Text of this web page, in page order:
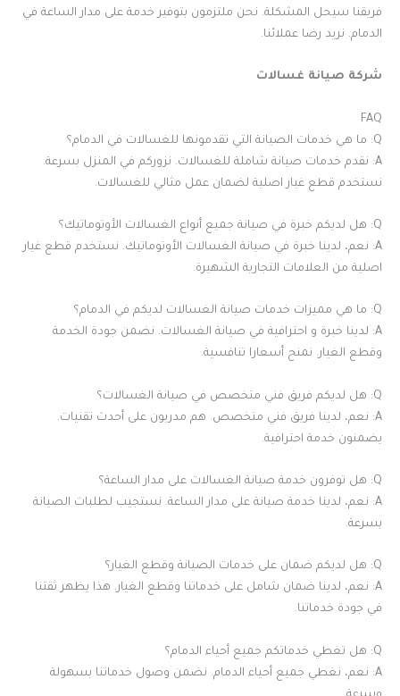
فريقنا سيحل المشكلة. نحن ملتزمون بتوفير خدمة على مدار الساعة في
الدمام. نريد رضا عملائنا.
شركة صيانة غسالات
FAQ
Q: ما هي خدمات الصيانة التي تقدمونها للغسالات في الدمام؟
A: نقدم خدمات صيانة شاملة للغسالات. نزوركم في المنزل بسرعة.
نستخدم قطع غيار اصلية لضمان عمل مثالي للغسالات.
Q: هل لديكم خبرة في صيانة جميع أنواع الغسالات الأوتوماتيك؟
A: نعم، لدينا خبرة في صيانة الغسالات الأوتوماتيك. نستخدم قطع غيار
اصلية من العلامات التجارية الشهيرة.
Q: ما هي مميزات خدمات صيانة الغسالات لديكم في الدمام؟
A: لدينا خبرة و احترافية في صيانة الغسالات. نضمن جودة الخدمة
وقطع الغيار. نمنح أسعارا تنافسية.
Q: هل لديكم فريق فني متخصص في صيانة الغسالات؟
A: نعم، لدينا فريق فني متخصص. هم مدربون على أحدث تقنيات.
يضمنون خدمة احترافية.
Q: هل توفرون خدمة صيانة الغسالات على مدار الساعة؟
A: نعم، لدينا خدمة صيانة على مدار الساعة. نستجيب لطلبات الصيانة
بسرعة.
Q: هل لديكم ضمان على خدمات الصيانة وقطع الغيار؟
A: نعم، لدينا ضمان شامل على خدماتنا وقطع الغيار. هذا يظهر ثقتنا
في جودة خدماتنا.
Q: هل تغطي خدماتكم جميع أحياء الدمام؟
A: نعم، نغطي جميع أحياء الدمام. نضمن وصول خدماتنا بسهولة